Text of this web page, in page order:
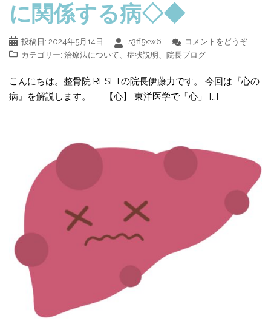
に関係する病◇◆
投稿日: 2024年5月14日 s3ff5xw6
コメントをどうぞ
カテゴリー: 治療法について、 症状説明 、 院長ブログ
こんにちは。整骨院 RESETの院長伊藤力です。 今回は『心の
病』を解説します。 【心】 東洋医学で「心」 […]